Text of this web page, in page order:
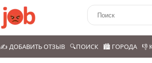
✍️ ДОБАВИТЬ ОТЗЫВ 🔍ПОИСК 🏙️ ГОРОДА 👎